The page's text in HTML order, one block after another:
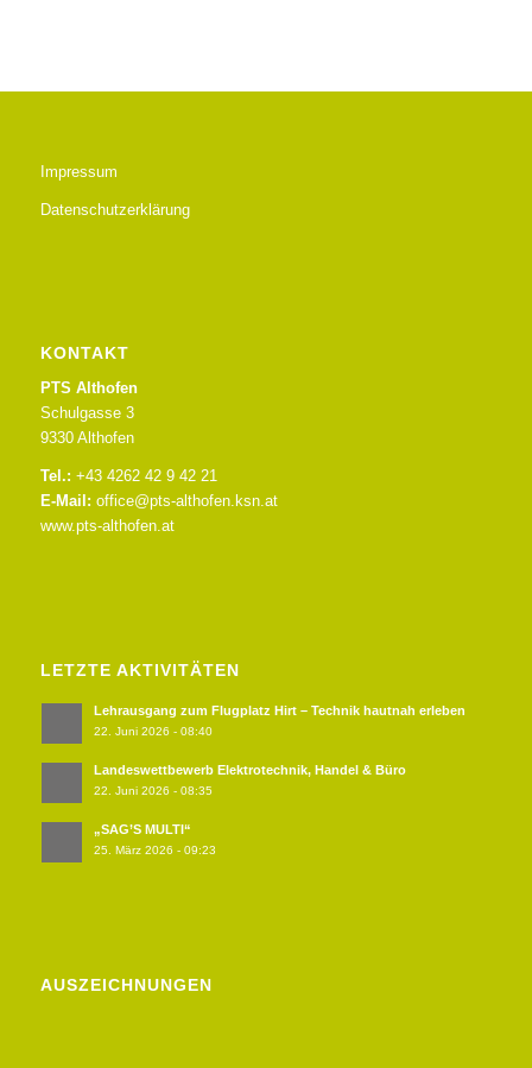
Impressum
Datenschutzerklärung
KONTAKT
PTS Althofen
Schulgasse 3
9330 Althofen
Tel.: +43 4262 42 9 42 21
E-Mail: office@pts-althofen.ksn.at
www.pts-althofen.at
LETZTE AKTIVITÄTEN
Lehrausgang zum Flugplatz Hirt – Technik hautnah erleben
22. Juni 2026 - 08:40
Landeswettbewerb Elektrotechnik, Handel & Büro
22. Juni 2026 - 08:35
„SAG’S MULTI“
25. März 2026 - 09:23
AUSZEICHNUNGEN